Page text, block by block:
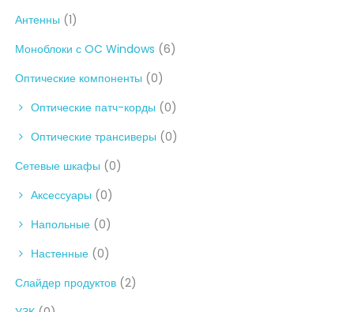
Антенны (1)
Моноблоки с OC Windows (6)
Оптические компоненты (0)
Оптические патч-корды (0)
Оптические трансиверы (0)
Сетевые шкафы (0)
Аксессуары (0)
Напольные (0)
Настенные (0)
Слайдер продуктов (2)